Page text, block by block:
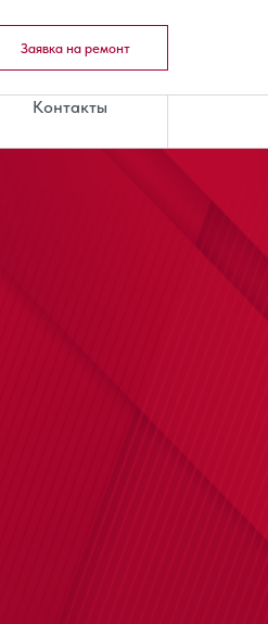
Заявка на ремонт
Контакты